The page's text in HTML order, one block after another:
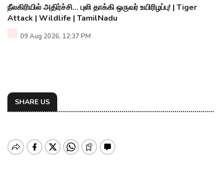
நீலகிரியில் அதிர்ச்சி... புலி தாக்கி ஒருவர் உயிரிழப்பு! | Tiger
Attack | Wildlife | TamilNadu
09 Aug 2026, 12:37 PM
SHARE US